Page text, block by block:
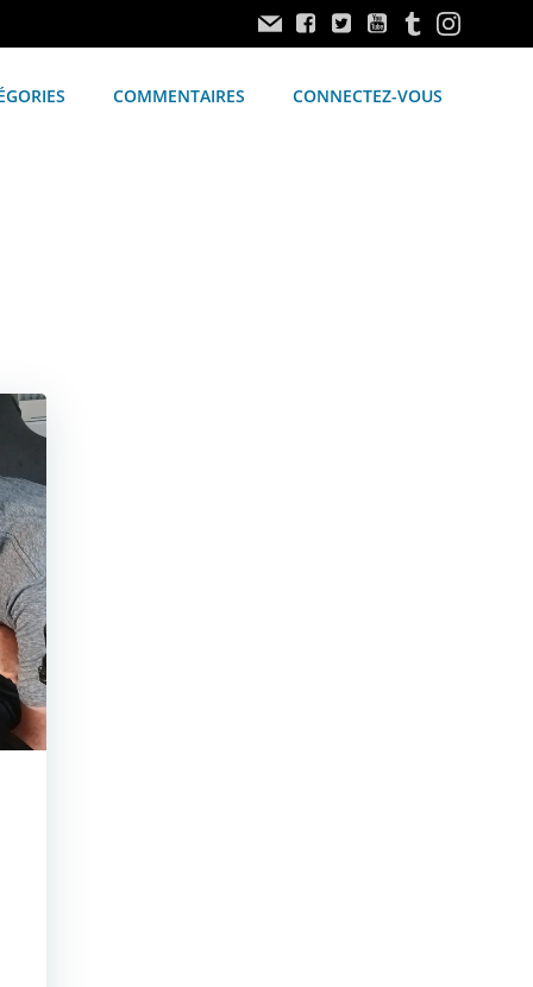
COMMENTAIRES CONNECTEZ-VOUS